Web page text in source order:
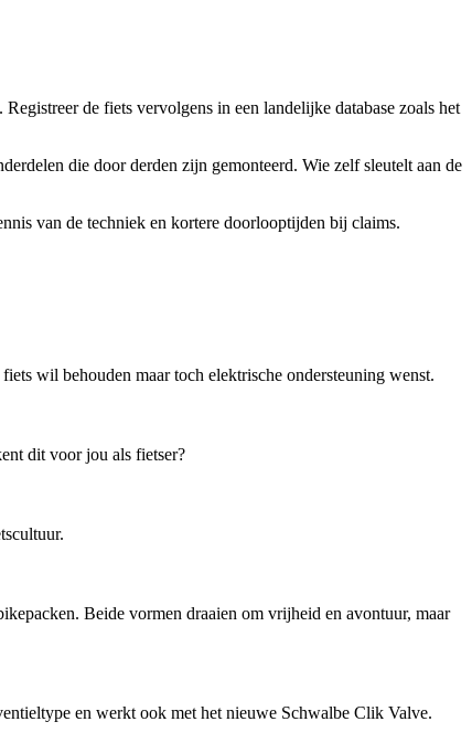
de fiets vervolgens in een landelijke database zoals het
die door derden zijn gemonteerd. Wie zelf sleutelt aan de
van de techniek en kortere doorlooptijden bij claims.
wil behouden maar toch elektrische ondersteuning wenst.
dit voor jou als fietser?
Beide vormen draaien om vrijheid en avontuur, maar
en werkt ook met het nieuwe Schwalbe Clik Valve.